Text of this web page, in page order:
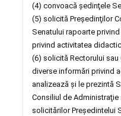
(4) convoacă şedinţele
(5) solicită Preşedinţilor
Senatului rapoarte
privind activitatea
(6) solicită Rectorului
diverse informări privind
analizează şi le prezintă
Consiliul de
solicitărilor Preşedintelui